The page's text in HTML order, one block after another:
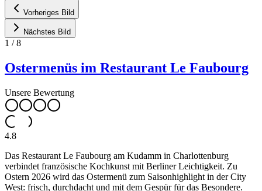
Vorheriges Bild
Nächstes Bild
1 /8
Ostermenüs im Restaurant Le Faubourg
Unsere Bewertung
4.8
Das Restaurant Le Faubourg am Kudamm in Charlottenburg
verbindet französische Kochkunst mit Berliner Leichtigkeit. Zu
Ostern 2026 wird das Ostermenü zum Saisonhighlight in der City
West: frisch, durchdacht und mit dem Gespür für das Besondere.